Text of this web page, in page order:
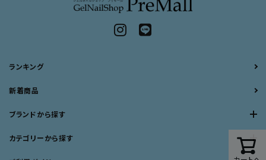
ランキング
新着商品
ブランドから探す
カテゴリーから探す